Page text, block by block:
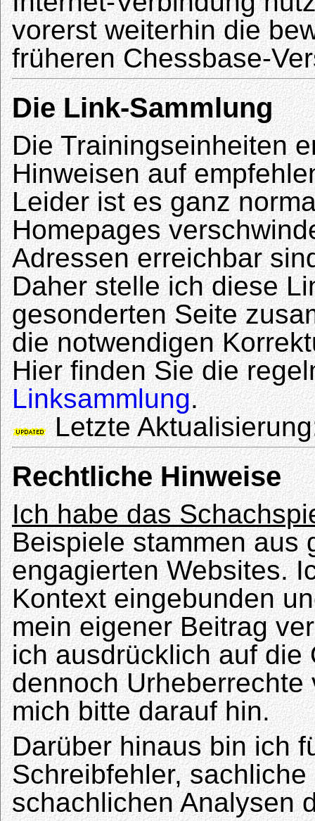
vorerst weiterhin die
früheren Chessbase-
Die Link-Sammlung
Die Trainingseinheiten
Hinweisen auf
Leider ist es ganz
Homepages
Adressen erreichbar
Daher stelle ich diese
gesonderten Seite
die notwendigen
Hier finden Sie die
Linksammlung.
Letzte
Rechtliche Hinweise
Ich habe das
Beispiele stammen aus
engagierten Websites.
Kontext eingebunden
mein eigener Beitrag
ich ausdrücklich auf die
dennoch
mich bitte darauf hin.
Darüber hinaus bin ich
Schreibfehler,
schachlichen Analysen